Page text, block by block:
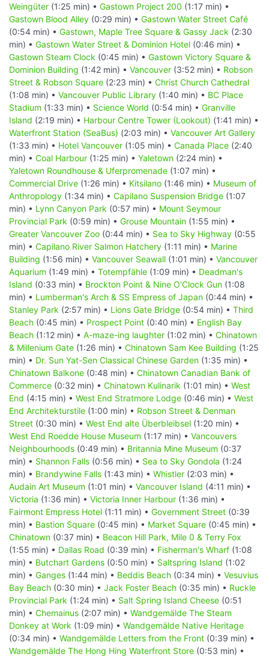
Weingüter (1:25 min) • Gastown Project 200 (1:17 min) •
Gastown Blood Alley (0:29 min) • Gastown Water Street Café
(0:54 min) • Gastown, Maple Tree Square & Gassy Jack (2:30
min) • Gastown Water Street & Dominion Hotel (0:46 min) •
Gastown Steam Clock (0:45 min) • Gastown Victory Square &
Dominion Building (1:42 min) • Vancouver (3:52 min) • Robson
Street & Robson Square (2:23 min) • Christ Church Cathedral
(1:08 min) • Vancouver Public Library (1:40 min) • BC Place
Stadium (1:33 min) • Science World (0:54 min) • Granville
Island (2:19 min) • Harbour Centre Tower (Lookout) (1:41 min) •
Waterfront Station (SeaBus) (2:03 min) • Vancouver Art Gallery
(1:33 min) • Hotel Vancouver (1:05 min) • Canada Place (2:40
min) • Coal Harbour (1:25 min) • Yaletown (2:24 min) •
Yaletown Roundhouse & Uferpromenade (1:07 min) •
Commercial Drive (1:26 min) • Kitsilano (1:46 min) • Museum of
Anthropology (1:34 min) • Capilano Suspension Bridge (1:07
min) • Lynn Canyon Park (0:57 min) • Mount Seymour
Provincial Park (0:59 min) • Grouse Mountain (1:55 min) •
Greater Vancouver Zoo (0:44 min) • Sea to Sky Highway (0:55
min) • Capilano River Salmon Hatchery (1:11 min) • Marine
Building (1:56 min) • Vancouver Seawall (1:01 min) • Vancouver
Aquarium (1:49 min) • Totempfähle (1:09 min) • Deadman's
Island (0:33 min) • Brockton Point & Nine O'Clock Gun (1:08
min) • Lumberman's Arch & SS Empress of Japan (0:44 min) •
Stanley Park (2:57 min) • Lions Gate Bridge (0:54 min) • Third
Beach (0:45 min) • Prospect Point (0:40 min) • English Bay
Beach (1:12 min) • A-maze-ing laughter (1:02 min) • Chinatown
& Millenium Gate (1:26 min) • Chinatown Sam Kee Building (1:25
min) • Dr. Sun Yat-Sen Classical Chinese Garden (1:35 min) •
Chinatown Balkone (0:48 min) • Chinatown Canadian Bank of
Commerce (0:32 min) • Chinatown Kulinarik (1:01 min) • West
End (4:15 min) • West End Stratmore Lodge (0:46 min) • West
End Architekturstile (1:00 min) • Robson Street & Denman
Street (0:30 min) • West End alte Überbleibsel (1:20 min) •
West End Roedde House Museum (1:17 min) • Vancouvers
Neighbourhoods (0:49 min) • Britannia Mine Museum (0:37
min) • Shannon Falls (0:56 min) • Sea to Sky Gondola (1:24
min) • Brandywine Falls (1:43 min) • Whistler (2:03 min) •
Audain Art Museum (1:01 min) • Vancouver Island (4:11 min) •
Victoria (1:36 min) • Victoria Inner Harbour (1:36 min) •
Fairmont Empress Hotel (1:11 min) • Government Street (0:39
min) • Bastion Square (0:45 min) • Market Square (0:45 min) •
Chinatown (0:37 min) • Beacon Hill Park, Mile 0 & Terry Fox
(1:55 min) • Dallas Road (0:39 min) • Fisherman's Wharf (1:08
min) • Butchart Gardens (0:50 min) • Saltspring Island (1:02
min) • Ganges (1:44 min) • Beddis Beach (0:34 min) • Vesuvius
Bay Beach (0:30 min) • Jack Foster Beach (0:35 min) • Ruckle
Provincial Park (1:24 min) • Salt Spring Island Cheese (0:51
min) • Chemainus (2:07 min) • Wandgemälde The Steam
Donkey at Work (1:09 min) • Wandgemälde Native Heritage
(0:34 min) • Wandgemälde Letters from the Front (0:39 min) •
Wandgemälde The Hong Hing Waterfront Store (0:53 min) •